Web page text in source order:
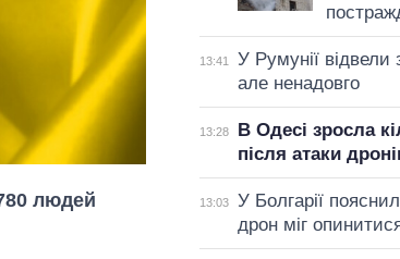
людей
13:41
У Румунії
але ненадовго
13:28
В Одесі зросла
після атаки
13:03
У Болгарії
дрон міг